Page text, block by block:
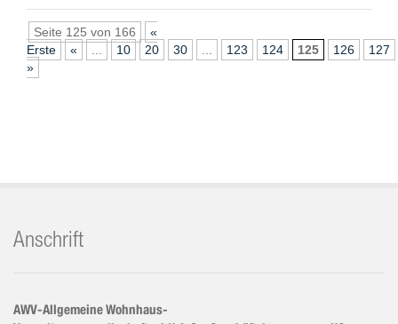
werden.
Seite 125 von 166
«
Erste
« 10 20 30 123 124 125 126
127
»
Anschrift
AWV-Allgemeine Wohnhaus-